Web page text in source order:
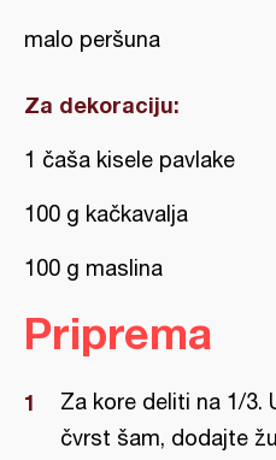
malo peršuna
Za dekoraciju:
1 čaša kisele pavlake
100 g kačkavalja
100 g maslina
Priprema
Za kore deliti na 1/3.
čvrst šam, dodajte